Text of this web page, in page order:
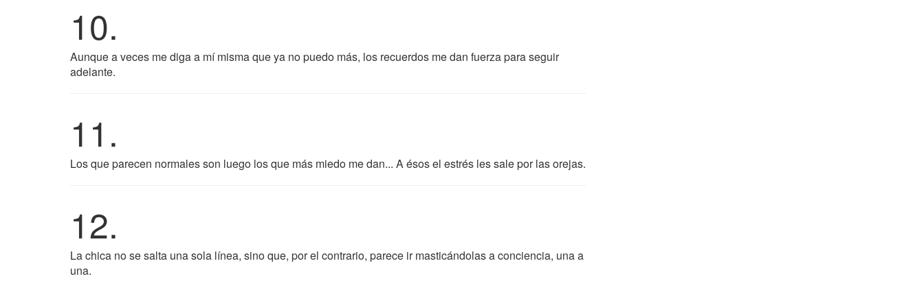
10.
Aunque a veces me diga a mí misma que ya no puedo más, los recuerdos me dan fuerza para seguir
adelante.
11.
Los que parecen normales son luego los que más miedo me dan... A ésos el estrés les sale por las orejas.
12.
La chica no se salta una sola línea, sino que, por el contrario, parece ir masticándolas a conciencia, una a
una.